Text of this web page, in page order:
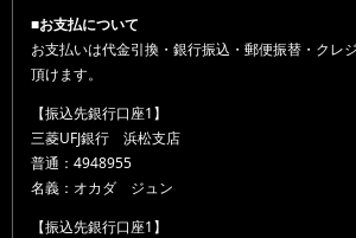
■お支払について
お支払いは代金引換・銀行振込・郵便振替・クレ
頂けます。
【振込先銀行口座1】
三菱UFJ銀行 浜松支店
普通：4948955
名義：オカダ ジュン
【振込先銀行口座1】